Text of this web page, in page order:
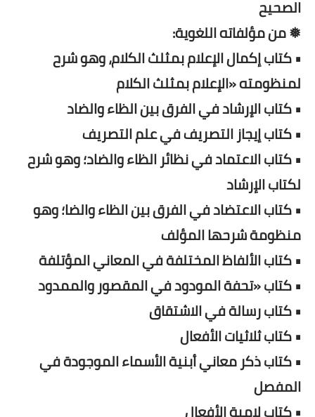
الصحيح
❅ من مؤلفاته اللغوية:
• كتاب إكمال الإعلام بمثلث الكلام، وهو شرح
لمنظومته «الإعلام بمثلث الكلام
• كتاب الإرشاد في الفرق بين الظاء والضاد
• كتاب إيجاز التصريف في علم التصريف
• كتاب الاعتماد في نظائر الظاء والضاد؛ وهو شرح
لكتاب الإرشاد
• كتاب الاعتضاد في الفرق بين الظاء والضا؛ وهو
منظومة شرحها المؤلف
• كتاب الألفاظ المختلفة في المعاني المؤتلفة
• كتاب «تحفة المودود في المقصور والممدود
• كتاب رسالة في الاشتقاق
• كتاب ثلاثيات الأفعال
• كتاب ذكر معاني أبنية الأسماء الموجودة في
المفصل
• كتاب لامية الأفعال